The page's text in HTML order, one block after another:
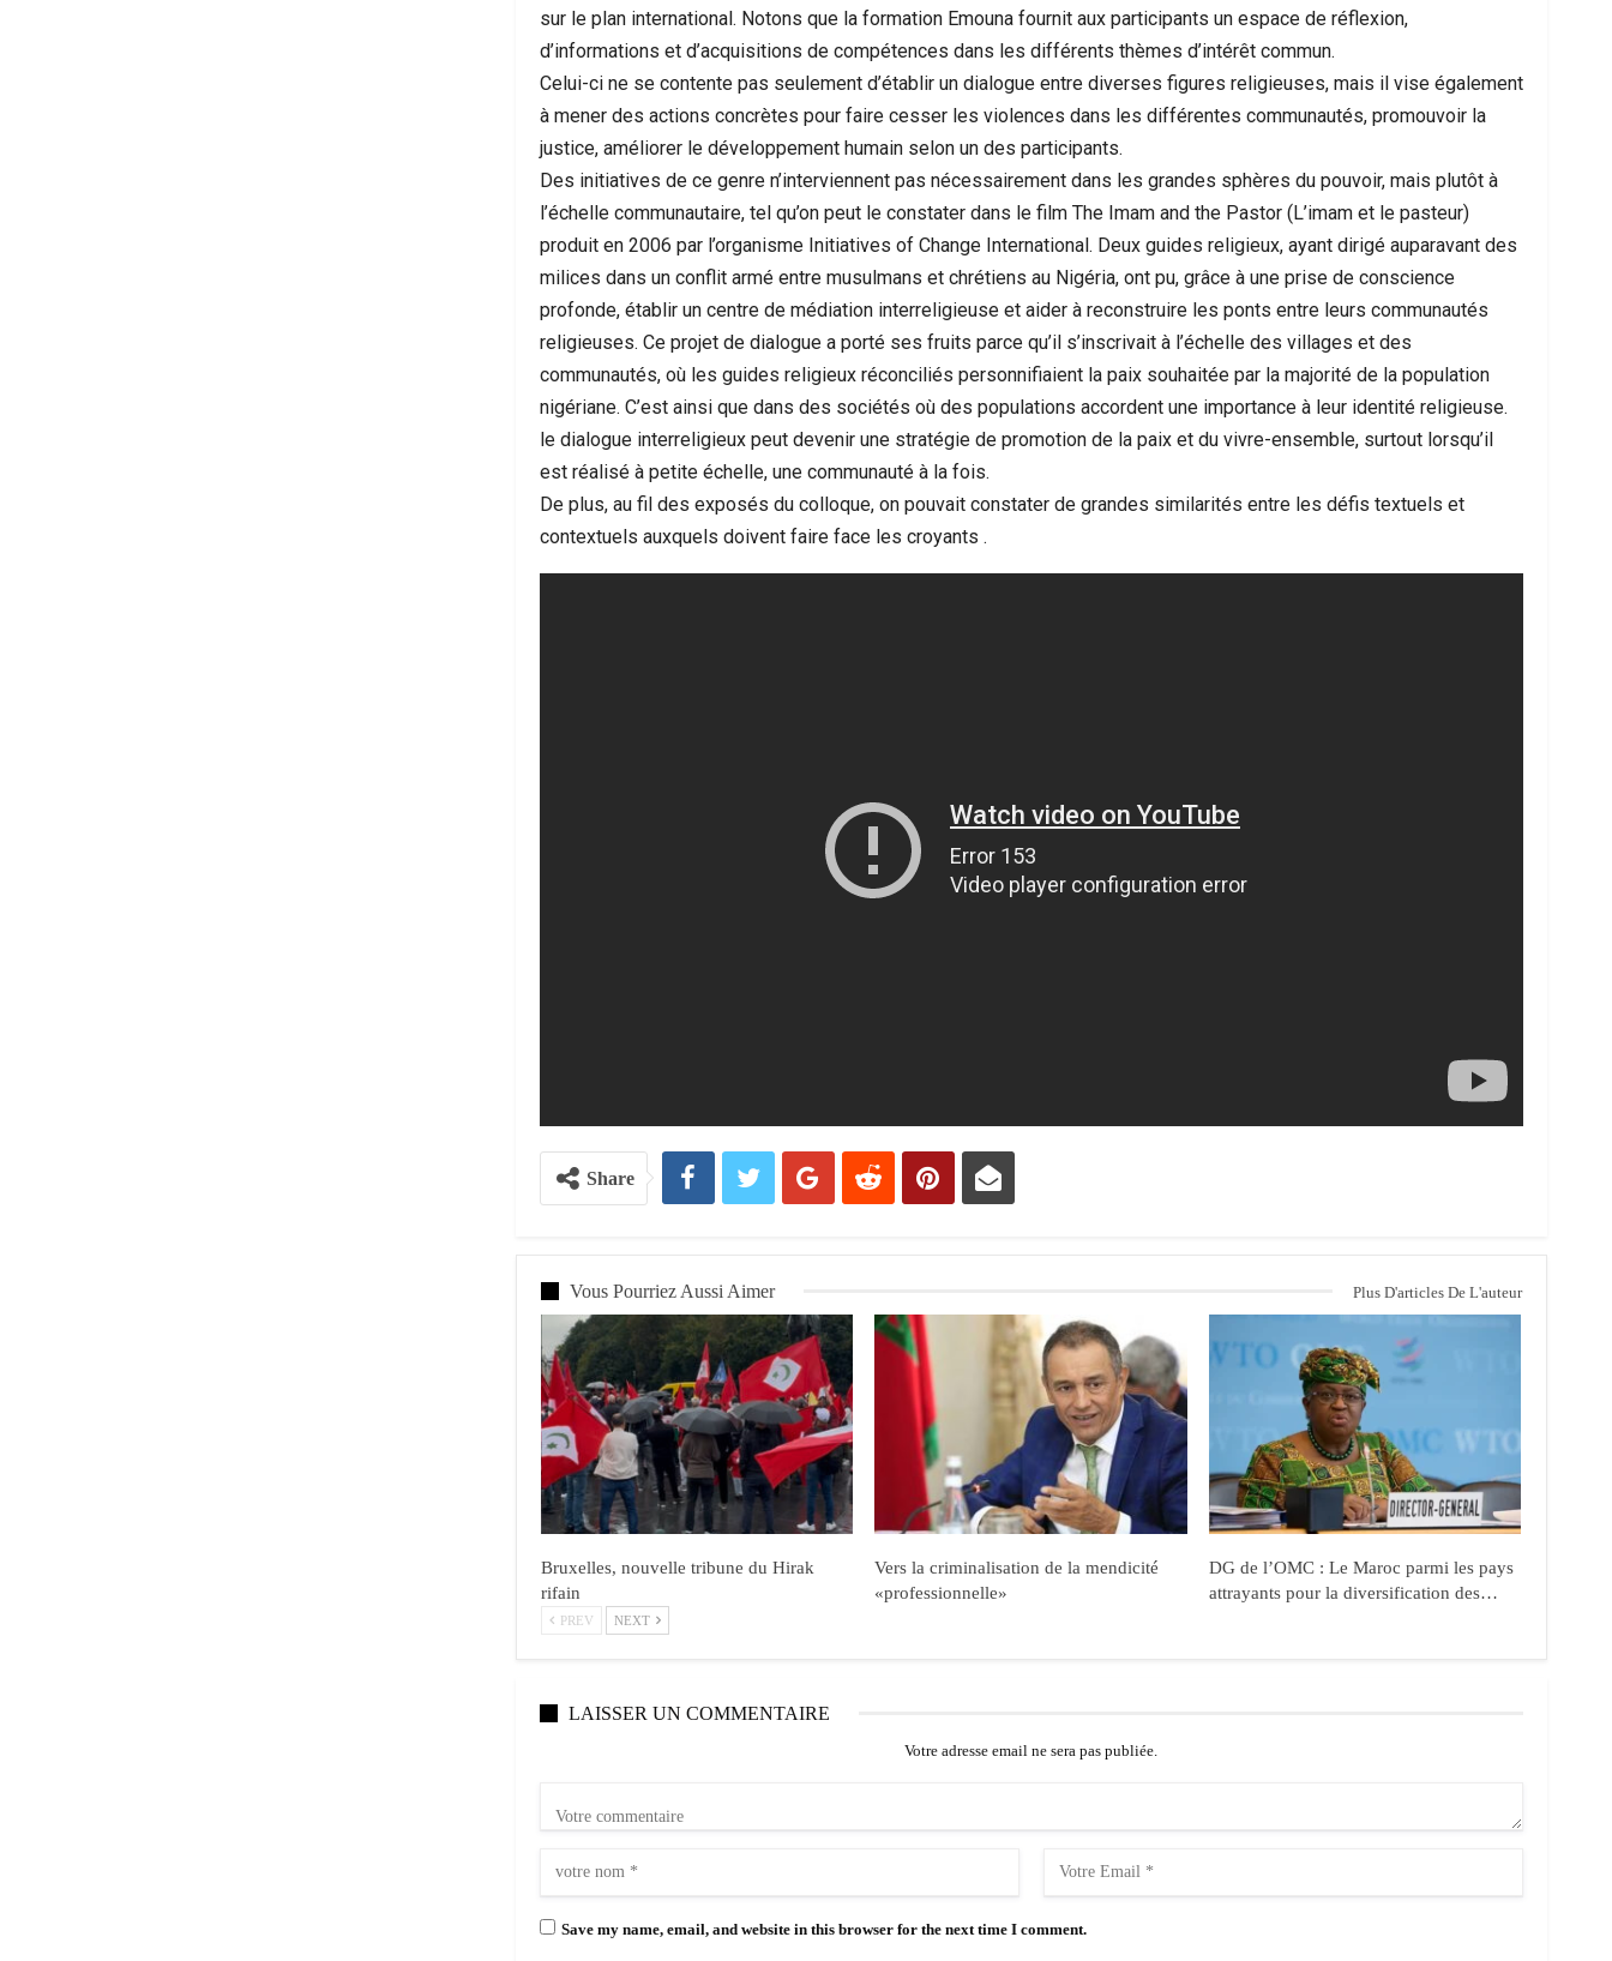
sur le plan international. Notons que la formation Emouna fournit aux participants un espace de réflexion,
d’informations et d’acquisitions de compétences dans les différents thèmes d’intérêt commun.
Celui-ci ne se contente pas seulement d’établir un dialogue entre diverses figures religieuses, mais il vise également
à mener des actions concrètes pour faire cesser les violences dans les différentes communautés, promouvoir la
justice, améliorer le développement humain selon un des participants.
Des initiatives de ce genre n’interviennent pas nécessairement dans les grandes sphères du pouvoir, mais plutôt à
l’échelle communautaire, tel qu’on peut le constater dans le film The Imam and the Pastor (L’imam et le pasteur)
produit en 2006 par l’organisme Initiatives of Change International. Deux guides religieux, ayant dirigé auparavant des
milices dans un conflit armé entre musulmans et chrétiens au Nigéria, ont pu, grâce à une prise de conscience
profonde, établir un centre de médiation interreligieuse et aider à reconstruire les ponts entre leurs communautés
religieuses. Ce projet de dialogue a porté ses fruits parce qu’il s’inscrivait à l’échelle des villages et des
communautés, où les guides religieux réconciliés personnifiaient la paix souhaitée par la majorité de la population
nigériane. C’est ainsi que dans des sociétés où des populations accordent une importance à leur identité religieuse.
le dialogue interreligieux peut devenir une stratégie de promotion de la paix et du vivre-ensemble, surtout lorsqu’il
est réalisé à petite échelle, une communauté à la fois.
De plus, au fil des exposés du colloque, on pouvait constater de grandes similarités entre les défis textuels et
contextuels auxquels doivent faire face les croyants .
Share
Vous Pourriez Aussi Aimer Plus D'articles De L'auteur
Bruxelles, nouvelle tribune du Hirak
rifain
Vers la criminalisation de la mendicité
«professionnelle»
DG de l’OMC : Le Maroc parmi les pays
attrayants pour la diversification des…
PREV NEXT
LAISSER UN COMMENTAIRE
Votre adresse email ne sera pas publiée.
Save my name, email, and website in this browser for the next time I comment.